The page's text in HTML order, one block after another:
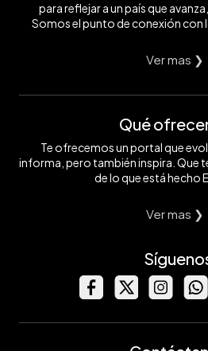
para reflejar a un país que
Somos el punto de conexión con
Ver mas ❯
Qué
Te ofrecemos un portal que
informa, pero también inspira. Que
de lo que está hecho
Ver mas ❯